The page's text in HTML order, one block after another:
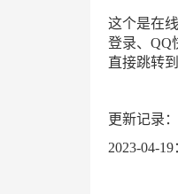
这个是在
登录、QQ
直接跳转
更新记录：
2023-04-